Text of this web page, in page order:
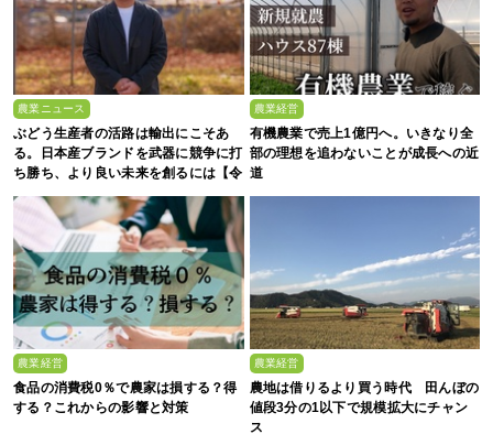
農業ニュース
ぶどう生産者の活路は輸出にこそあ
る。日本産ブランドを武器に競争に打
ち勝ち、より良い未来を創るには【令
生産基盤強化プロジェクト】
農業経営
有機農業で売上1億円へ。いきなり全
部の理想を追わないことが成長への近
道
農業経営
食品の消費税0％で農家は損する？得
する？これからの影響と対策
農業経営
農地は借りるより買う時代 田んぼの
値段3分の1以下で規模拡大にチャン
ス